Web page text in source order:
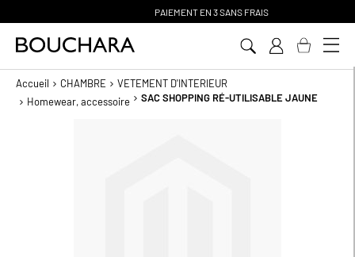
PAIEMENT EN 3 SANS FRAIS
Accueil CHAMBRE
VETEMENT D'INTERIEUR
Homewear, accessoire
SAC SHOPPING RÉ-UTILISABLE JAUNE